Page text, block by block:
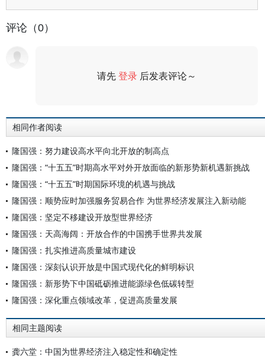
评论（0）
请先登录 后发表评论～
相同作者阅读
隆国强：努力建设高水平向北开放的制高点
隆国强：“十五五”时期高水平对外开放面临的新形势新机遇新挑战
隆国强：“十五五”时期国际环境的机遇与挑战
隆国强：顺势应时加强服务贸易合作 为世界经济发展注入新动能
隆国强：坚定不移建设开放型世界经济
隆国强：天高海阔：开放合作的中国携手世界共发展
隆国强：扎实推进高质量城市建设
隆国强：深刻认识开放是中国式现代化的鲜明标识
隆国强：新形势下中国砥砺推进能源绿色低碳转型
隆国强：深化重点领域改革，促进高质量发展
相同主题阅读
龚六堂：中国为世界经济注入稳定性和确定性